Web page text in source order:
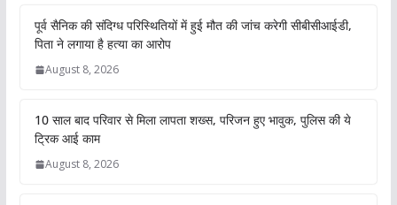
पूर्व सैनिक की संदिग्ध परिस्थितियों में हुई मौत की जांच करेगी सीबीसीआईडी,
पिता ने लगाया है हत्या का आरोप
August 8, 2026
10 साल बाद परिवार से मिला लापता शख्स, परिजन हुए भावुक, पुलिस की ये
ट्रिक आई काम
August 8, 2026